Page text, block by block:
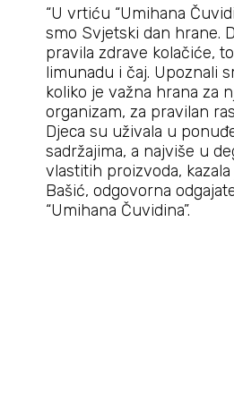
“U vrtiću “Umihana
smo Svjetski dan hrane.
pravila zdrave kolačiće,
limunadu i čaj. Upoznali
koliko je važna hrana za
organizam, za pravilan
Djeca su uživala u
sadržajima, a najviše u
vlastitih proizvoda,
Bašić, odgovorna
“Umihana Čuvidina”.